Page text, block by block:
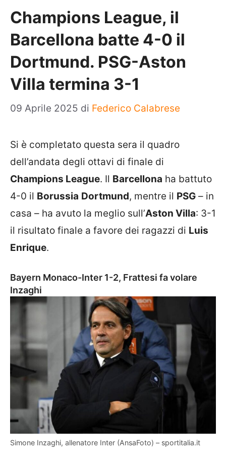
Champions League, il
Barcellona batte 4-0 il
Dortmund. PSG-Aston
Villa termina 3-1
09 Aprile 2025 di Federico Calabrese
Si è completato questa sera il quadro
dell’andata degli ottavi di finale di
Champions League. Il Barcellona ha battuto
4-0 il Borussia Dortmund, mentre il PSG – in
casa – ha avuto la meglio sull’Aston Villa: 3-1
il risultato finale a favore dei ragazzi di Luis
Enrique.
Bayern Monaco-Inter 1-2, Frattesi fa volare
Inzaghi
Simone Inzaghi, allenatore Inter (AnsaFoto) – sportitalia.it